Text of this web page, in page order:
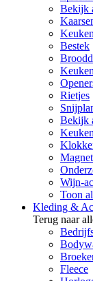
Bekijk
Keuken
Bestek
Rietjes
Bekijk
Wijn-
Toon
Kleding &
Terug naar
Fleece